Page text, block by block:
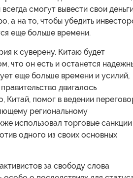
смогут вывести свои
а на то, чтобы убедить
еще больше времени.
к суверену. Китаю будет
что он есть и останется
еще больше времени и усилий,
двигалось
Китай, помог в ведении
региональному
использовал торговые санкции
одного из своих основных
за свободу слова